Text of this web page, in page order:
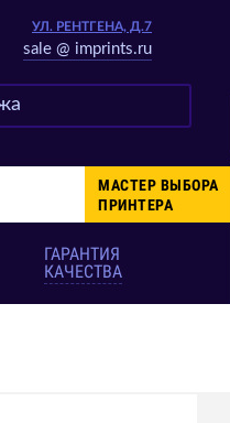
УЛ. РЕНТГЕНА, Д.7
sale @ imprints.ru
МАСТЕР ВЫБОРА
ПРИНТЕРА
ГАРАНТИЯ
КАЧЕСТВА